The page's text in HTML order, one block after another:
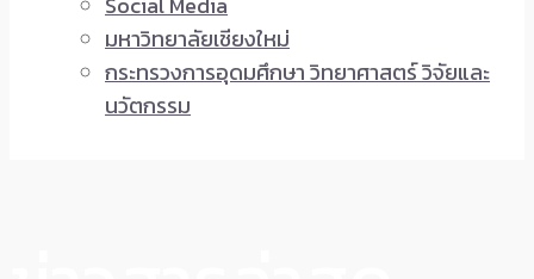
มหาวิทยาลัยเชียงใหม่
กระทรวงการอุดมศึกษา วิทยาศาสตร์ วิจัยและ
นวัตกรรม